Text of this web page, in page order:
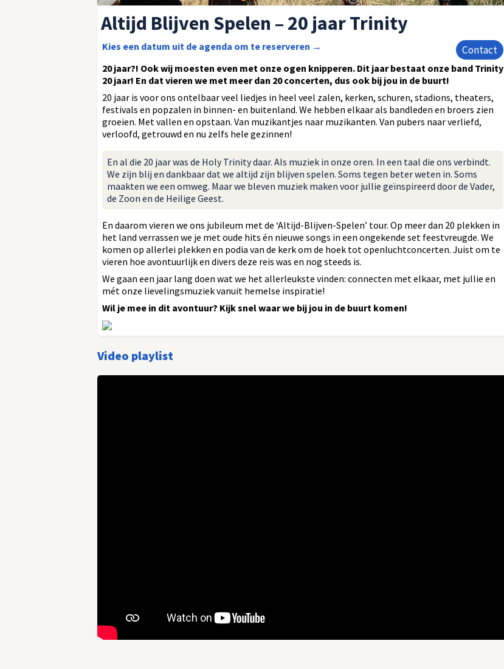
Altijd Blijven Spelen – 20 jaar Trinity
Contact
Kies een datum uit de agenda om te reserveren →
20 jaar?! Ook wij moesten even met onze ogen knipperen. Dit jaar bestaat onze band Trinity
20 jaar! En dat vieren we met meer dan 20 concerten, dus ook bij jou in de buurt!
20 jaar is voor ons ontelbaar veel liedjes in heel veel zalen, kerken, schuren, stadions, theaters,
festivals en popzalen in binnen- en buitenland. We hebben elkaar als bandleden en broers zien
groeien. Met vallen en opstaan. Van muzikantjes naar muzikanten. Van pubers naar verliefd,
verloofd, getrouwd en nu zelfs hele gezinnen!
En al die 20 jaar was de Holy Trinity daar. Als muziek in onze oren. In een taal die ons verbindt.
We zijn blij en dankbaar dat we altijd zijn blijven spelen. Soms tegen beter weten in. Soms
maakten we een omweg. Maar we bleven muziek maken voor jullie geïnspireerd door de Vader,
de Zoon en de Heilige Geest.
En daarom vieren we ons jubileum met de ‘Altijd-Blijven-Spelen’ tour. Op meer dan 20 plekken in
het land verrassen we je met oude hits én nieuwe songs in een ongekende set feestvreugde. We
komen op allerlei plekken en podia van de kerk om de hoek tot openluchtconcerten. Juist om te
vieren hoe avontuurlijk en divers deze reis was en nog steeds is.
We gaan een jaar lang doen wat we het allerleukste vinden: connecten met elkaar, met jullie en
mét onze lievelingsmuziek vanuit hemelse inspiratie!
Wil je mee in dit avontuur? Kijk snel waar we bij jou in de buurt komen!
Video playlist